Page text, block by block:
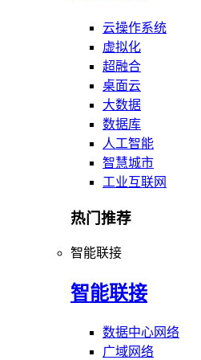
云操作系统
虚拟化
超融合
桌面云
大数据
数据库
人工智能
智慧城市
工业互联网
热门推荐
智能联接
智能联接
数据中心网络
广域网络